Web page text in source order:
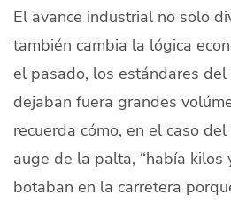
El avance industrial no solo
también cambia la lógica
el pasado, los estándares del
dejaban fuera grandes
recuerda cómo, en el caso
auge de la palta, “había kilos
botaban en la carretera